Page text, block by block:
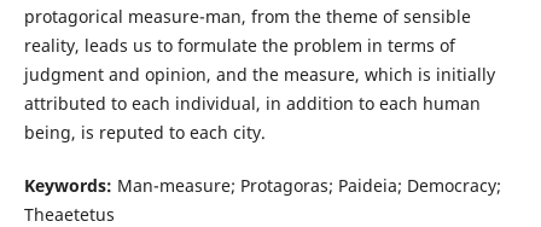
protagorical measure-man, from the theme of sensible
reality, leads us to formulate the problem in terms of
judgment and opinion, and the measure, which is initially
attributed to each individual, in addition to each human
being, is reputed to each city.
Keywords: Man-measure; Protagoras; Paideia; Democracy;
Theaetetus